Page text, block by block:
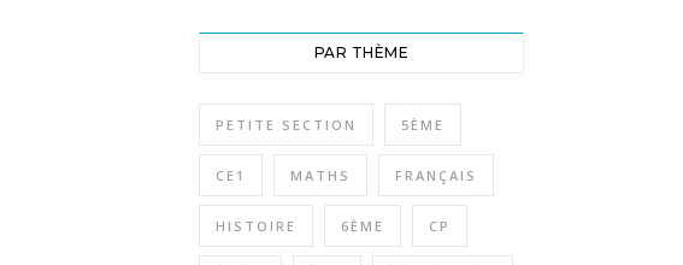
PAR THÈME
PETITE SECTION 5ÈME
CE1 MATHS FRANÇAIS
HISTOIRE 6ÈME CP